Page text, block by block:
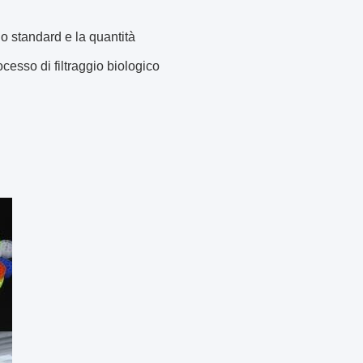
standard e la quantità
di filtraggio biologico